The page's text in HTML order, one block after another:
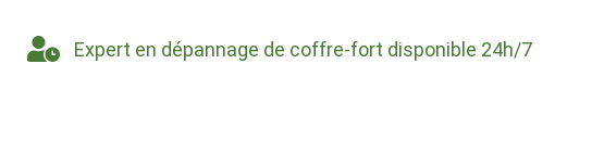
Expert en dépannage de coffre-fort disponible 24h/7